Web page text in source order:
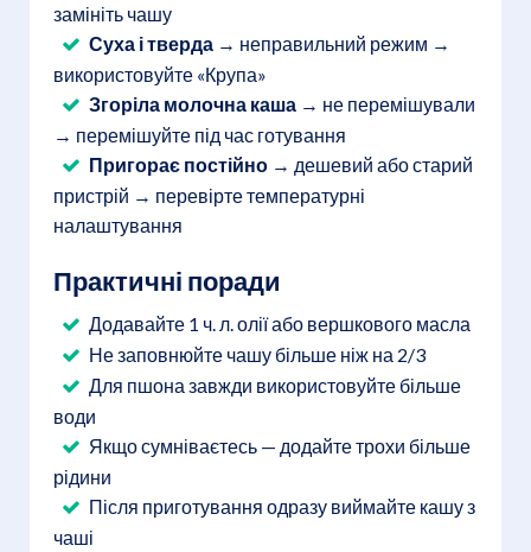
замініть чашу
Суха і тверда → неправильний режим →
використовуйте «Крупа»
Згоріла молочна каша → не перемішували
→ перемішуйте під час готування
Пригорає постійно → дешевий або старий
пристрій → перевірте температурні
налаштування
Практичні поради
Додавайте 1 ч. л. олії або вершкового масла
Не заповнюйте чашу більше ніж на 2/3
Для пшона завжди використовуйте більше
води
Якщо сумніваєтесь — додайте трохи більше
рідини
Після приготування одразу виймайте кашу з
чаші